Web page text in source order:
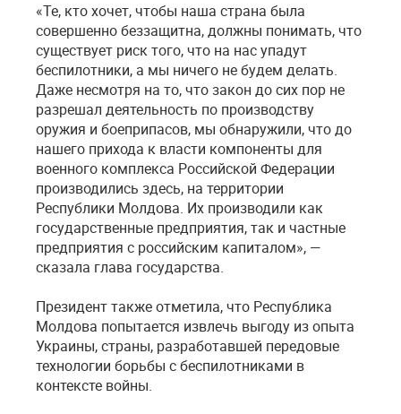
«Те, кто хочет, чтобы наша страна была
совершенно беззащитна, должны понимать, что
существует риск того, что на нас упадут
беспилотники, а мы ничего не будем делать.
Даже несмотря на то, что закон до сих пор не
разрешал деятельность по производству
оружия и боеприпасов, мы обнаружили, что до
нашего прихода к власти компоненты для
военного комплекса Российской Федерации
производились здесь, на территории
Республики Молдова. Их производили как
государственные предприятия, так и частные
предприятия с российским капиталом», —
сказала глава государства.
Президент также отметила, что Республика
Молдова попытается извлечь выгоду из опыта
Украины, страны, разработавшей передовые
технологии борьбы с беспилотниками в
контексте войны.